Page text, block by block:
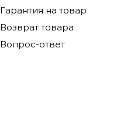
Гарантия на товар
Возврат товара
Вопрос-ответ